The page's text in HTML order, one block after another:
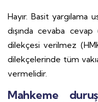
Hayır. Basit yargılama
dışında cevaba
dilekçesi verilmez
dilekçelerinde tüm
vermelidir.
Mahkeme